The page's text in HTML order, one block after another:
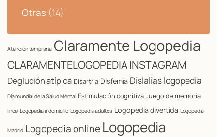
Otras (14)
Atención temprana Claramente Logopedia
CLARAMENTELOGOPEDIA INSTAGRAM
Deglución atípica Disartria Disfemia Dislalias logopedia
Día mundial de la Salud Mental Estimulación cognitiva Juego de memoria
lince Logopedia a domicilio Logopedia adultos Logopedia divertida Logopedia
Madrid Logopedia online Logopedia